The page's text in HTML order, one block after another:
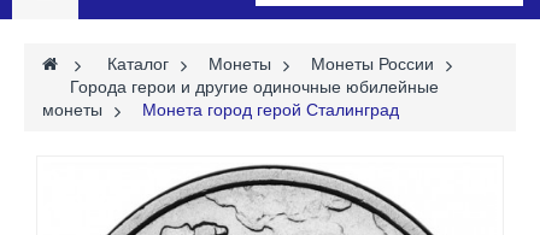
> Каталог > Монеты >
Монеты России
Города герои и другие одиночные юбилейные
монеты
> Монета город герой Сталинград